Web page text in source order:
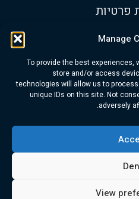
Manage
To provide the best
store and/or access
technologies will allow us to
unique IDs on this site. Not
adversely
View
פרטיות
שימוש